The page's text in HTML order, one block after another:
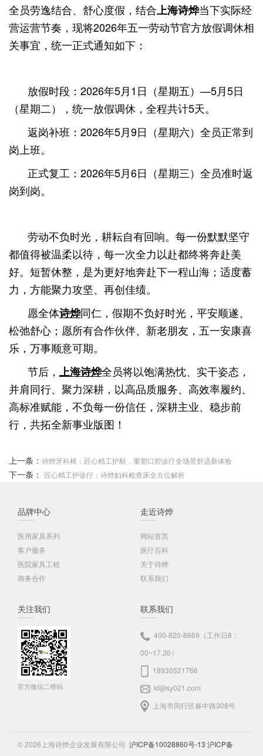
全员劳逸结合、舒心度假，结合上海诗烨当下实际经
营运营节奏，现将2026年五一劳动节官方放假调休相
关事宜，统一正式通知如下：
放假时段：2026年5月1日（星期五）—5月5日
（星期二），统一放假调休，全程共计5天。
返岗补班：2026年5月9日（星期六）全员正常到
岗上班。
正式复工：2026年5月6日（星期三）全员准时返
岗到岗。
劳动不负时光，耕耘自有回响。每一份默默坚守
都值得被温柔以待，每一次全力以赴都终将奔赴美
好。短暂休整，是为更好地奔赴下一程山海；适度蓄
力，方能聚力攻坚、再创佳绩。
愿全体诗烨同仁，假期不负好时光，平安顺遂、
松弛舒心；愿所有合作伙伴、新老朋友，五一安康喜
乐，万事顺意可期。
节后， 上海诗烨全员将以饱满热忱、实干姿态，
并肩同行、聚力深耕，以高品质服务、高效率履约、
高标准赋能，不负每一份信任，深耕主业、稳步前
行，共拓全新事业版图！
上一条： 诗烨牙科椅：匠心精工护航，重塑口腔诊疗全场景舒适新体验
下一条： 匠心精工护诊疗：诗烨妇科检查床全方位解析
品牌中心
医用家具系列
客户服务
医院家具工程
商务合作
走近诗烨
网站首页
医疗百科
关于诗烨
联系我们
关注我们
官方微信二维码
联系我们
400-820-8669（工作日8：
00~17.30）
18930521766
kf@sy021.com
上海市闵行区春中路308号
© 2026上海诗烨企业发展有限公司 沪ICP备10028860号-13 沪ICP备